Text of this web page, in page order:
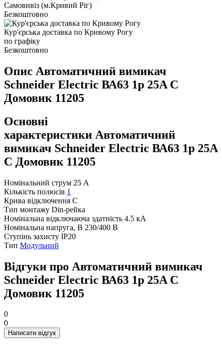
Самовивіз (м.Кривий Ріг)
Безкоштовно
Кур'єрська доставка по Кривому Рогу
по графіку
Безкоштовно
Опис Автоматичний вимикач
Schneider Electric ВА63 1р 25A C
Домовик 11205
Основні
характеристики Автоматичний
вимикач Schneider Electric ВА63 1р 25A
C Домовик 11205
Номінальний струм 25 А
Кількість полюсів 1
Крива відключення C
Тип монтажу Din-рейка
Номінальна відключаюча здатність 4.5 кА
Номінальна напруга, В 230/400 В
Ступінь захисту IP20
Тип Модульний
Відгуки про Автоматичний вимикач
Schneider Electric ВА63 1р 25A C
Домовик 11205
0
0
Написати відгук